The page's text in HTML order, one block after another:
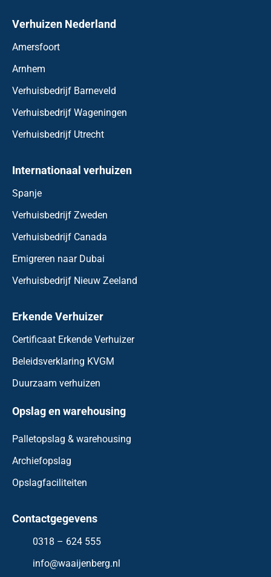
Verhuizen Nederland
Amersfoort
Arnhem
Verhuisbedrijf Barneveld
Verhuisbedrijf Wageningen
Verhuisbedrijf Utrecht
Internationaal verhuizen
Spanje
Verhuisbedrijf Zweden
Verhuisbedrijf Canada
Emigreren naar Dubai
Verhuisbedrijf Nieuw Zeeland
Erkende Verhuizer
Certificaat Erkende Verhuizer
Beleidsverklaring KVGM
Duurzaam verhuizen
Opslag en warehousing
Palletopslag & warehousing
Archiefopslag
Opslagfaciliteiten
Contactgegevens
0318 – 624 555
info@waaijenberg.nl